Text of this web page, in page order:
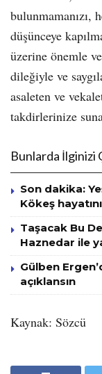
bulunmamanızı,
düşünceye
üzerine önemle
dileğiyle ve
asaleten ve
takdirlerinize
Bunlarda İlginizi
Son dakika:
Kökeş
Taşacak Bu
Haznedar ile
Gülben
açıklansın
Kaynak: Sözcü